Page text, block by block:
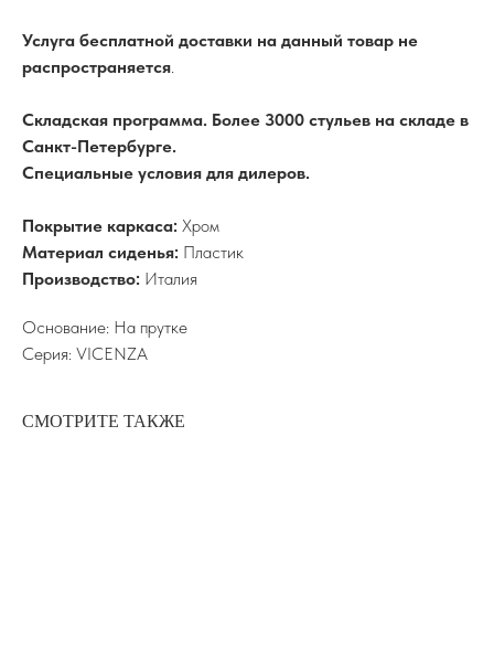
Услуга бесплатной доставки на данный товар не
распространяется.
Складская программа. Более 3000 стульев на складе в
Санкт-Петербурге.
Специальные условия для дилеров.
Покрытие каркаса: Хром
Материал сиденья: Пластик
Производство: Италия
Основание: На прутке
Серия: VICENZA
СМОТРИТЕ ТАКЖЕ